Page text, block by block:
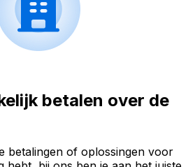
betalen over de
betalingen of oplossingen voor